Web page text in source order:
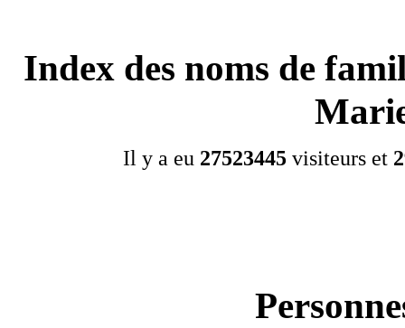
Index des noms de
Il y a eu 27523445visiteurs et